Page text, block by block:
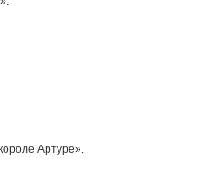
Артуре».